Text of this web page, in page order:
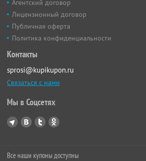
Агентский договор
Лицензионный договор
Публичная оферта
Политика конфиденциальности
Контакты
sprosi@kupikupon.ru
Связаться с нами
Мы в Соцсетях
Все наши купоны доступны